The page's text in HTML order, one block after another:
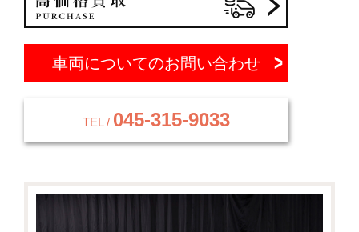
車両についてのお問い合わせ
TEL / 045-315-9033